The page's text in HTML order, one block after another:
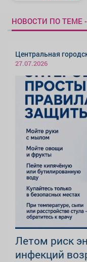
НОВОСТИ ПО ТЕМЕ
Центральная
27.07.2026
Летом риск
инфекций